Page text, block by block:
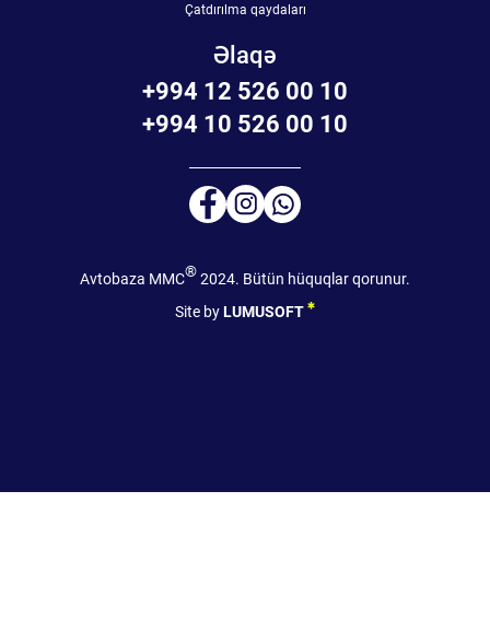
Çatdırılma qaydaları
Əlaqə
+994 12 526 00 10
+994 10 526 00 10
Avtobaza MMC®2024. Bütün hüquqlar qorunur.
Site byLUMUSOFT